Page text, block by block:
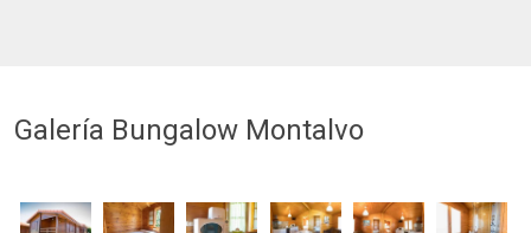
Galería Bungalow Montalvo